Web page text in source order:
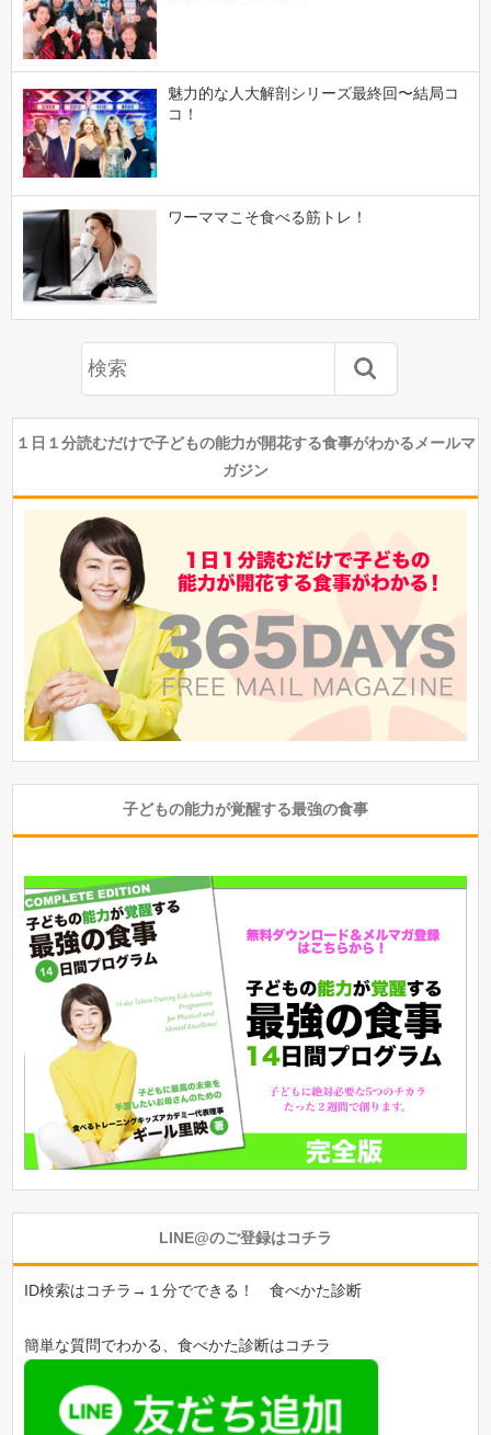
魅力的な人大解剖シリーズ最終回〜結局コ
コ！
ワーママこそ食べる筋トレ！
１日１分読むだけで子どもの能力が開花する食事がわかるメールマ
ガジン
子どもの能力が覚醒する最強の食事
LINE@のご登録はコチラ
ID検索はコチラ→１分でできる！ 食べかた診断
簡単な質問でわかる、食べかた診断はコチラ